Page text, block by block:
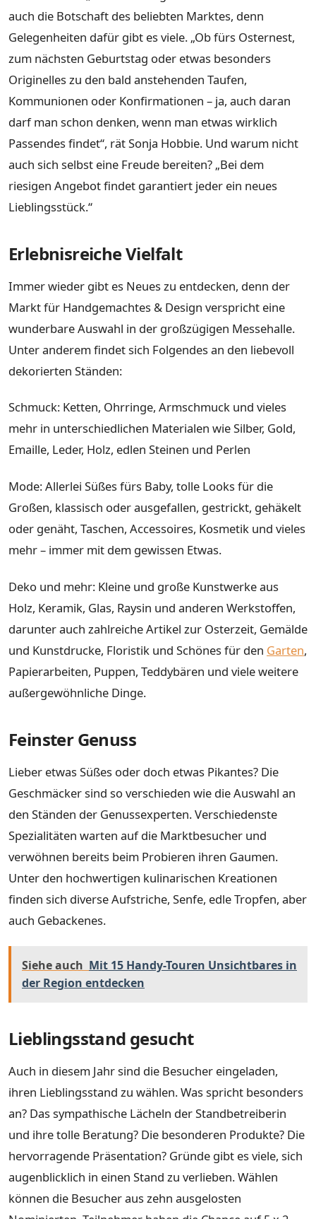
auch die Botschaft des beliebten Marktes, denn
Gelegenheiten dafür gibt es viele. „Ob fürs Osternest,
zum nächsten Geburtstag oder etwas besonders
Originelles zu den bald anstehenden Taufen,
Kommunionen oder Konfirmationen – ja, auch daran
darf man schon denken, wenn man etwas wirklich
Passendes findet“, rät Sonja Hobbie. Und warum nicht
auch sich selbst eine Freude bereiten? „Bei dem
riesigen Angebot findet garantiert jeder ein neues
Lieblingsstück.“
Erlebnisreiche Vielfalt
Immer wieder gibt es Neues zu entdecken, denn der
Markt für Handgemachtes & Design verspricht eine
wunderbare Auswahl in der großzügigen Messehalle.
Unter anderem findet sich Folgendes an den liebevoll
dekorierten Ständen:
Schmuck: Ketten, Ohrringe, Armschmuck und vieles
mehr in unterschiedlichen Materialen wie Silber, Gold,
Emaille, Leder, Holz, edlen Steinen und Perlen
Mode: Allerlei Süßes fürs Baby, tolle Looks für die
Großen, klassisch oder ausgefallen, gestrickt, gehäkelt
oder genäht, Taschen, Accessoires, Kosmetik und vieles
mehr – immer mit dem gewissen Etwas.
Deko und mehr: Kleine und große Kunstwerke aus
Holz, Keramik, Glas, Raysin und anderen Werkstoffen,
darunter auch zahlreiche Artikel zur Osterzeit, Gemälde
und Kunstdrucke, Floristik und Schönes für den Garten,
Papierarbeiten, Puppen, Teddybären und viele weitere
außergewöhnliche Dinge.
Feinster Genuss
Lieber etwas Süßes oder doch etwas Pikantes? Die
Geschmäcker sind so verschieden wie die Auswahl an
den Ständen der Genussexperten. Verschiedenste
Spezialitäten warten auf die Marktbesucher und
verwöhnen bereits beim Probieren ihren Gaumen.
Unter den hochwertigen kulinarischen Kreationen
finden sich diverse Aufstriche, Senfe, edle Tropfen, aber
auch Gebackenes.
Siehe auch Mit 15 Handy-Touren Unsichtbares in
der Region entdecken
Lieblingsstand gesucht
Auch in diesem Jahr sind die Besucher eingeladen,
ihren Lieblingsstand zu wählen. Was spricht besonders
an? Das sympathische Lächeln der Standbetreiberin
und ihre tolle Beratung? Die besonderen Produkte? Die
hervorragende Präsentation? Gründe gibt es viele, sich
augenblicklich in einen Stand zu verlieben. Wählen
können die Besucher aus zehn ausgelosten